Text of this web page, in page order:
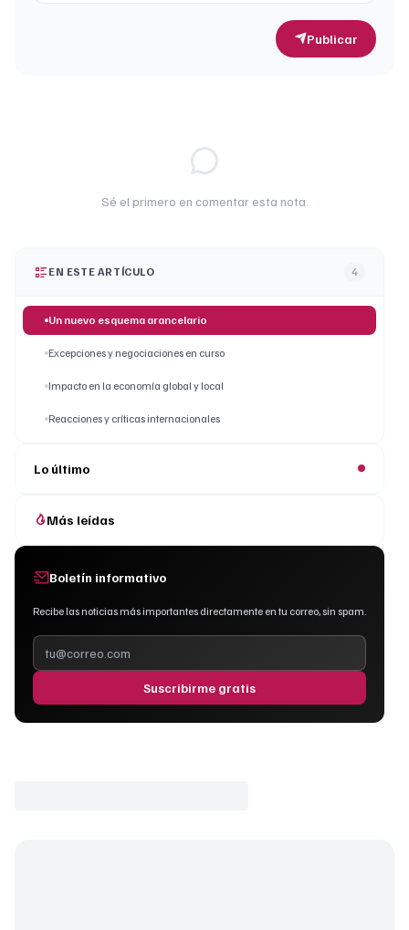
Publicar
Sé el primero en comentar esta nota.
EN ESTE ARTÍCULO 4
Un nuevo esquema arancelario
Excepciones y negociaciones en curso
Impacto en la economía global y local
Reacciones y críticas internacionales
Lo último
Más leídas
Boletín informativo
Recibe las noticias más importantes directamente en tu correo, sin spam.
Suscribirme gratis